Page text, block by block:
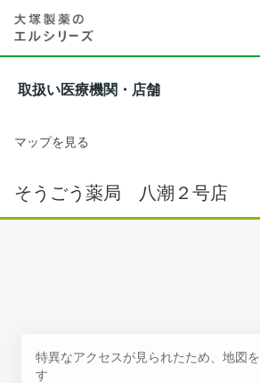
取扱い医療機関・店舗
マップを見る
そうごう薬局 八潮２号店
特異なアクセスが見られたため、地図
す